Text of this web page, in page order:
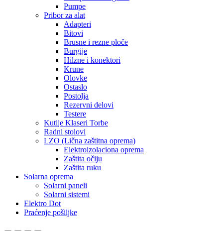
Pumpe
Pribor za alat
Adapteri
Bitovi
Brusne i rezne ploče
Burgije
Hilzne i konektori
Krune
Olovke
Ostaslo
Postolja
Rezervni delovi
Testere
Kutije Klaseri Torbe
Radni stolovi
LZO (Lična zaštitna oprema)
Elektroizolaciona oprema
Zaštita očiju
Zaštita ruku
Solarna oprema
Solarni paneli
Solarni sistemi
Elektro Dot
Praćenje pošiljke